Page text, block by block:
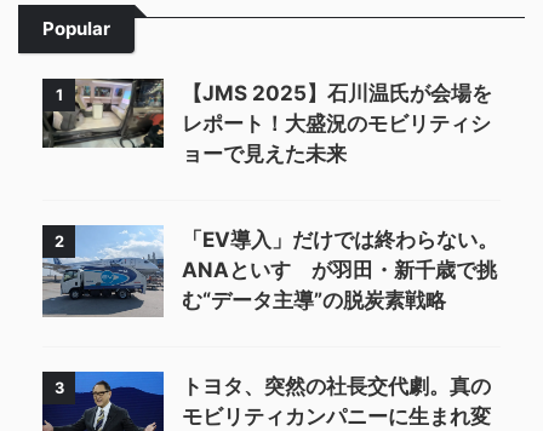
Popular
1
【JMS 2025】石川温氏が会場を
レポート！大盛況のモビリティシ
ョーで見えた未来
2
「EV導入」だけでは終わらない。
ANAといすゞが羽田・新千歳で挑
む“データ主導”の脱炭素戦略
3
トヨタ、突然の社長交代劇。真の
モビリティカンパニーに生まれ変